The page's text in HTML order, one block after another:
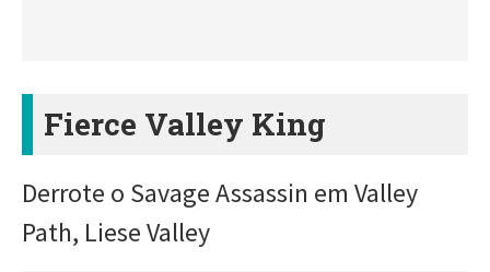
Fierce Valley King
Derrote o Savage Assassin em Valley
Path, Liese Valley